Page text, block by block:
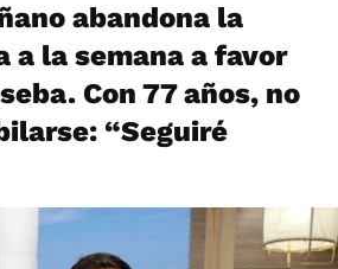
abandona la
a la semana a favor
Con 77 años, no
“Seguiré